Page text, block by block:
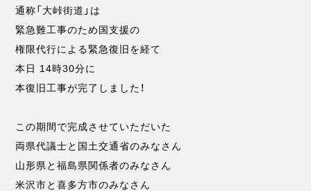
通称「大峠街道」は
緊急難工事のため国支援の
権限代行による緊急復旧を経て
本日 14時30分に
本復旧工事が完了しました！
この期間で完成させていただいた
両県代議士と国土交通省のみなさん
山形県と福島県関係者のみなさん
米沢市と喜多方市のみなさん